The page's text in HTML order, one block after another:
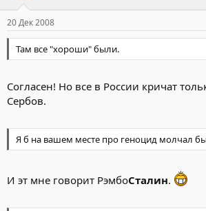
20 Дек 2008
Там все "хороши" были.
Согласен! Но все в России кричат
Сербов.
Я б на вашем месте про геноцид молчал
И эт мне говорит РэмбоСталин.